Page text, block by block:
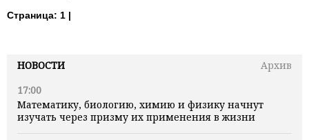
НОВОСТИ
Архив
17:00
Математику, биологию, химию и физику начнут
изучать через призму их применения в жизни
Страница: 1 |